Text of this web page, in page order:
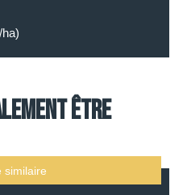
être
similaire